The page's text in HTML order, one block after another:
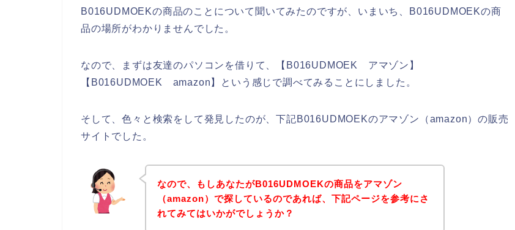
B016UDMOEKの商品のことについて聞いてみたのですが、いまいち、B016UDMOEKの商
品の場所がわかりませんでした。
なので、まずは友達のパソコンを借りて、【B016UDMOEK アマゾン】
【B016UDMOEK amazon】という感じで調べてみることにしました。
そして、色々と検索をして発見したのが、下記B016UDMOEKのアマゾン（amazon）の販売
サイトでした。
なので、もしあなたがB016UDMOEKの商品をアマゾン
（amazon）で探しているのであれば、下記ページを参考にさ
れてみてはいかがでしょうか？